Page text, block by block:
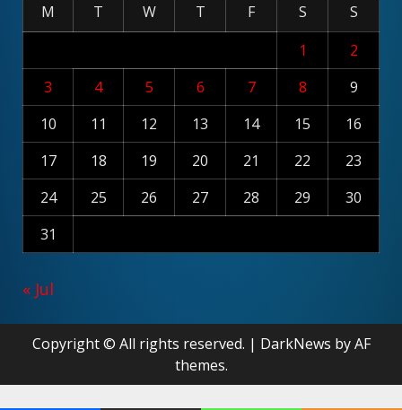
M T W T F S
S
1
2
3
4 5 6 7 8
9
10
11 12 13 14 15
16
17
18 19 20 21 22
23
24
25 26 27 28 29
30
31
« Jul
Copyright © All rights reserved. | DarkNews by AF
themes.